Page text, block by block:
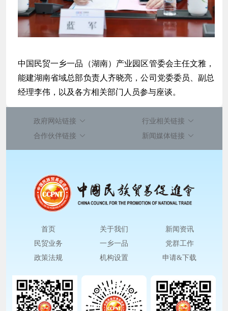
中国民贸一乡一品（湖南）产业园区管委会主任文雅，
能建湖南省域总部负责人齐晓亮，公司党委委员、副总
经理李伟，以及各方相关部门人员参与座谈。
政府网站链接
行业相关链接
合作伙伴链接
新闻媒体链接
首页 关于我们
新闻资讯
民贸业务
一乡一品
党群工作
政策法规
机构设置 申请&下载